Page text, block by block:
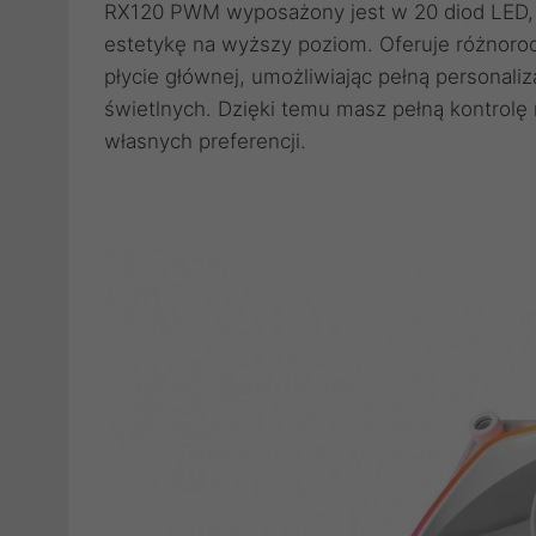
RX120 PWM wyposażony jest w 20 diod
estetykę na wyższy poziom. Oferuje
płycie głównej, umożliwiając pełną
świetlnych. Dzięki temu masz pełną
własnych preferencji.